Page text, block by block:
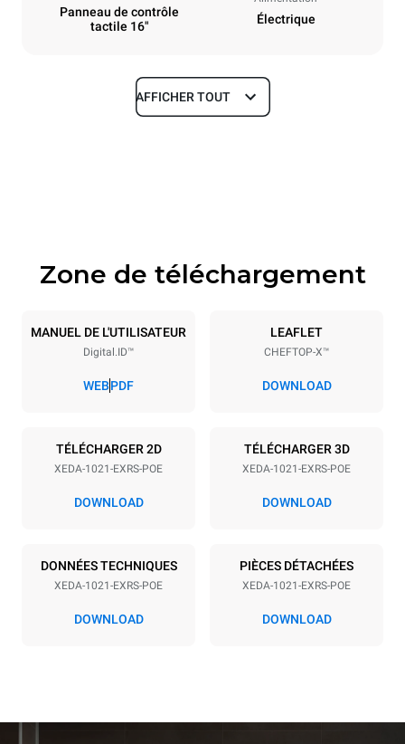
Panneau de contrôle
tactile 16"
Électrique
Dimensions
Caractéristiques de la plaque
10 GN 2/1
Espace entre les plaques
Alimentation
380-415V 3N~ / 220-240V
3~
35,8 kW
50 / 60 Hz NON INCLUS
directes produites par le
AFFICHER TOUT
Zone de téléchargement
MANUEL DE L'UTILISATEUR
Digital.ID™
WEBPDF
LEAFLET
CHEFTOP-X™
DOWNLOAD
TÉLÉCHARGER 2D
XEDA-1021-EXRS-POE
DOWNLOAD
TÉLÉCHARGER 3D
XEDA-1021-EXRS-POE
DOWNLOAD
DONNÉES TECHNIQUES
XEDA-1021-EXRS-POE
DOWNLOAD
PIÈCES DÉTACHÉES
XEDA-1021-EXRS-POE
DOWNLOAD